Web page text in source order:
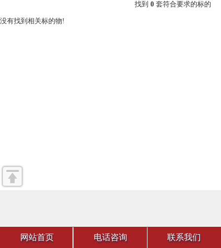
找到 0 套符合要求的标的
没有找到相关标的物!
网站首页 电话咨询 联系我们